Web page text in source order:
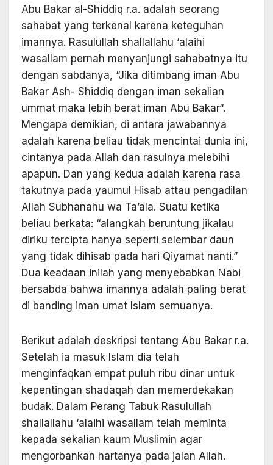
Abu Bakar al-Shiddiq r.a. adalah seorang
sahabat yang terkenal karena keteguhan
imannya. Rasulullah shallallahu ‘alaihi
wasallam pernah menyanjungi sahabatnya itu
dengan sabdanya, “Jika ditimbang iman Abu
Bakar Ash- Shiddiq dengan iman sekalian
ummat maka lebih berat iman Abu Bakar“.
Mengapa demikian, di antara jawabannya
adalah karena beliau tidak mencintai dunia ini,
cintanya pada Allah dan rasulnya melebihi
apapun. Dan yang kedua adalah karena rasa
takutnya pada yaumul Hisab attau pengadilan
Allah Subhanahu wa Ta’ala. Suatu ketika
beliau berkata: “alangkah beruntung jikalau
diriku tercipta hanya seperti selembar daun
yang tidak dihisab pada hari Qiyamat nanti.”
Dua keadaan inilah yang menyebabkan Nabi
bersabda bahwa imannya adalah paling berat
di banding iman umat Islam semuanya.
Berikut adalah deskripsi tentang Abu Bakar r.a.
Setelah ia masuk Islam dia telah
menginfaqkan empat puluh ribu dinar untuk
kepentingan shadaqah dan memerdekakan
budak. Dalam Perang Tabuk Rasulullah
shallallahu ‘alaihi wasallam telah meminta
kepada sekalian kaum Muslimin agar
mengorbankan hartanya pada jalan Allah.